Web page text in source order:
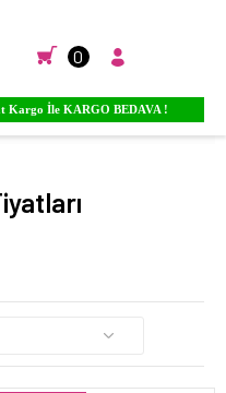
0
Kazanmaya Başlayın...
Örgü İpleri Angora Gold